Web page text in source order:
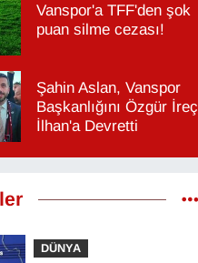
Vanspor'a TFF'den şok
puan silme cezası!
Şahin Aslan, Vanspor
Başkanlığını Özgür İreç
İlhan'a Devretti
DÜNYA